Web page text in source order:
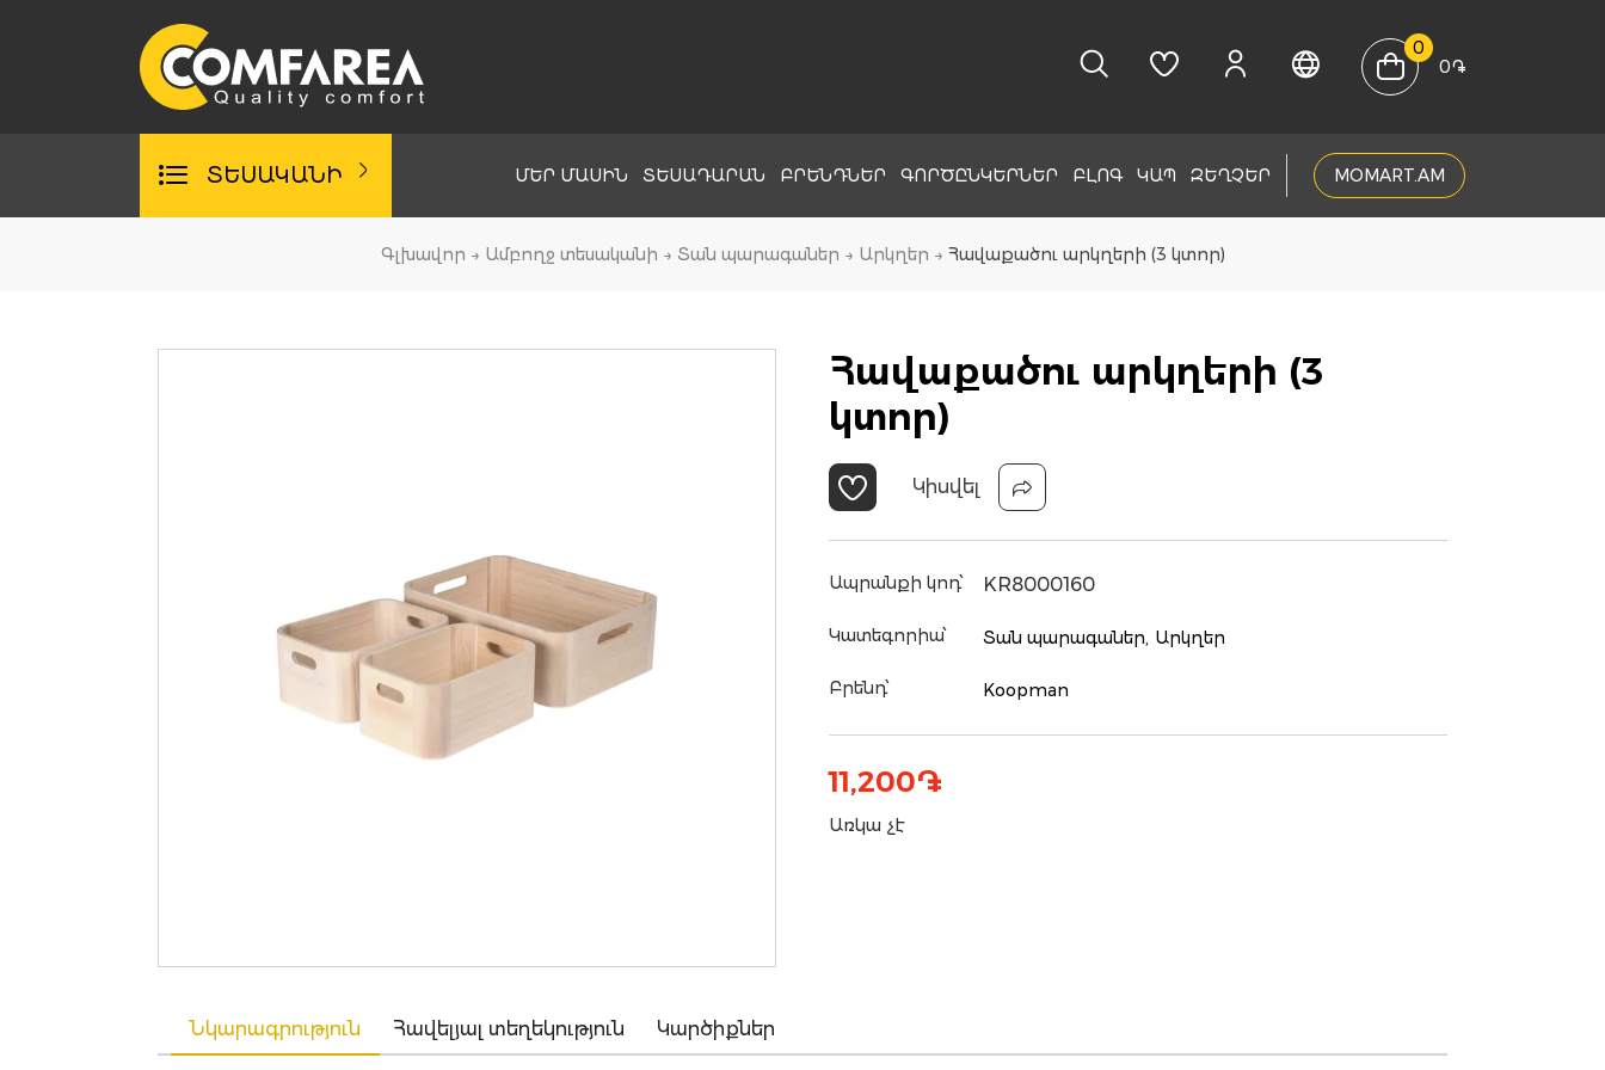
0
0֏
ՏԵՍԱԿԱՆԻ ՄԵՐ ՄԱՍԻՆ ՏԵՍԱԴԱՐԱՆ ԲՐԵՆԴՆԵՐ ԳՈՐԾԸՆԿԵՐՆԵՐ ԲԼՈԳ ԿԱՊ ԶԵՂՉԵՐ MOMART.AM
Գլխավոր → Ամբողջ տեսականի → Տան պարագաներ → Արկղեր → Հավաքածու արկղերի (3 կտոր)
Հավաքածու արկղերի (3
կտոր)
Կիսվել
Ապրանքի կոդ՝ KR8000160
Կատեգորիա՝ Տան պարագաներ, Արկղեր
Բրենդ՝ Koopman
11,200֏
Առկա չէ
Նկարագրություն Հավելյալ տեղեկություն Կարծիքներ